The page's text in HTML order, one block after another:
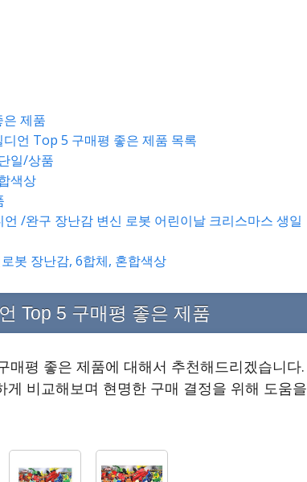
제품
언 Top 5 구매평 좋은 제품 목록
일/상품
색상
/완구 장난감 변신 로봇 어린이날 크리스마스 생일
봇 장난감, 6합체, 혼합색상
Top 5 구매평 좋은 제품
평 좋은 제품에 대해서 추천해드리겠습니다.
비교해보며 현명한 구매 결정을 위해 도움을